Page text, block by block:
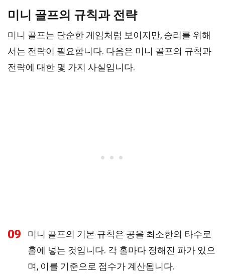
미니 골프의 규칙과 전략
미니 골프는 단순한 게임처럼 보이지만, 승리를 위해
서는 전략이 필요합니다. 다음은 미니 골프의 규칙과
전략에 대한 몇 가지 사실입니다.
09
미니 골프의 기본 규칙은 공을 최소한의 타수로
홀에 넣는 것입니다. 각 홀마다 정해진 파가 있으
며, 이를 기준으로 점수가 계산됩니다.